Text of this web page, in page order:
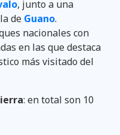
, junto a una
de Guano.
nacionales con
en las que destaca
más visitado del
: en total son 10